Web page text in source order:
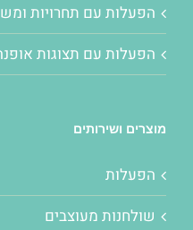
הפעלות עם תחרויות
הפעלות עם תצוגות
מוצרים ושירותים
הפעלות
שולחנות מעוצבים